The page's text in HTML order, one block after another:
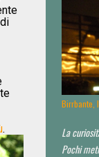
.
Birrbante,
La
Pochi